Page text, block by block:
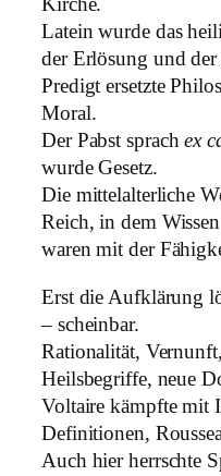
Kirche.
Latein wurde das
der Erlösung und
Predigt ersetzte
Moral.
Der Pabst sprachex
wurde Gesetz.
Die mittelalterliche
Reich, in dem
waren mit der
Erst die Aufklärung
– scheinbar.
Rationalität,
Heilsbegriffe, neue
Voltaire kämpfte mit
Definitionen,
Auch hier herrschte